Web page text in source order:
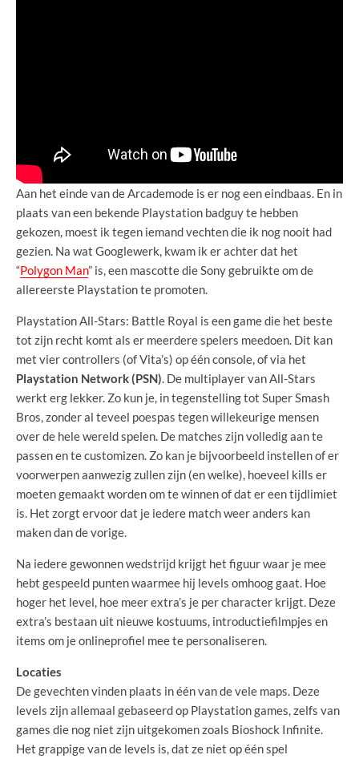
Aan het einde van de Arcademode is er nog een eindbaas. En in
plaats van een bekende Playstation badguy te hebben
gekozen, moest ik tegen iemand vechten die ik nog nooit had
gezien. Na wat Googlewerk, kwam ik er achter dat het
“Polygon Man” is, een mascotte die Sony gebruikte om de
allereerste Playstation te promoten.
Playstation All-Stars: Battle Royal is een game die het beste
tot zijn recht komt als er meerdere spelers meedoen. Dit kan
met vier controllers (of Vita’s) op één console, of via het
Playstation Network (PSN). De multiplayer van All-Stars
werkt erg lekker. Zo kun je, in tegenstelling tot Super Smash
Bros, zonder al teveel poespas tegen willekeurige mensen
over de hele wereld spelen. De matches zijn volledig aan te
passen en te customizen. Zo kan je bijvoorbeeld instellen of er
voorwerpen aanwezig zullen zijn (en welke), hoeveel kills er
moeten gemaakt worden om te winnen of dat er een tijdlimiet
is. Het zorgt ervoor dat je iedere match weer anders kan
maken dan de vorige.
Na iedere gewonnen wedstrijd krijgt het figuur waar je mee
hebt gespeeld punten waarmee hij levels omhoog gaat. Hoe
hoger het level, hoe meer extra’s je per character krijgt. Deze
extra’s bestaan uit nieuwe kostuums, introductiefilmpjes en
items om je onlineprofiel mee te personaliseren.
Locaties
De gevechten vinden plaats in één van de vele maps. Deze
levels zijn allemaal gebaseerd op Playstation games, zelfs van
games die nog niet zijn uitgekomen zoals Bioshock Infinite.
Het grappige van de levels is, dat ze niet op één spel